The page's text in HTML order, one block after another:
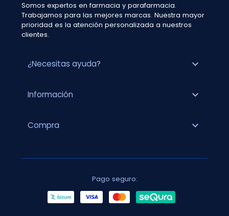
Somos expertos en farmacia y parafarmacia.
Trabajamos para las mejores marcas. Nuestra mayor
prioridad es la atención personalizada a nuestros
clientes.
¿Necesitas ayuda? expand_more
Información expand_more
Compra expand_more
Pago seguro: